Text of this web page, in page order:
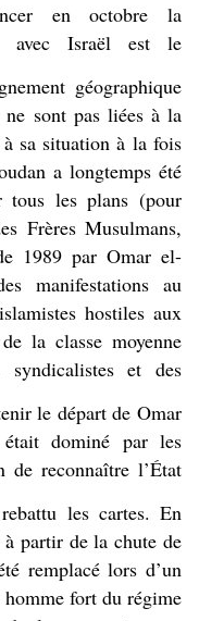
en octobre la
avec Israël est le
géographique
sont pas liées à la
sa situation à la fois
a longtemps été
tous les plans (pour
Frères Musulmans,
1989 par Omar el-
manifestations au
hostiles aux
la classe moyenne
syndicalistes et des
le départ de Omar
dominé par les
reconnaître l’État
les cartes. En
partir de la chute de
remplacé lors d’un
fort du régime